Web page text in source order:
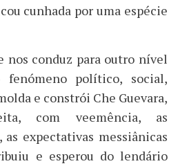
cunhada por uma espécie
nos conduz para outro nível
fenómeno político, social,
e constrói Che Guevara,
com veemência, as
expectativas messiânicas
e esperou do lendário